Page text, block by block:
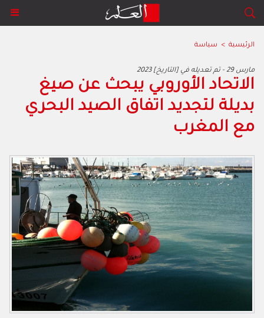
الرئيسية > سياسة
2023 مارس 29 - تم تعديله في [التاريخ]
الاتحاد الأوروبي يبحث عن صيغ
بديلة لتجديد اتفاق الصيد البحري
مع المغرب